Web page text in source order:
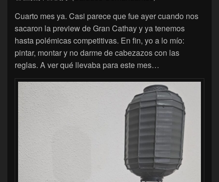
Cuarto mes ya. Casi parece que fue ayer cuando nos
sacaron la preview de Gran Cathay y ya tenemos
hasta polémicas competitivas. En fin, yo a lo mío:
pintar, montar y no darme de cabezazos con las
reglas. A ver qué llevaba para este mes…